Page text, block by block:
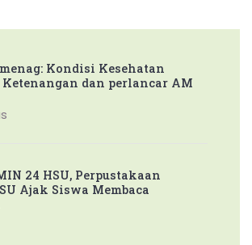
Kondisi Kesehatan
dan perlancar AM
24 HSU, Perpustakaan
Ajak Siswa Membaca